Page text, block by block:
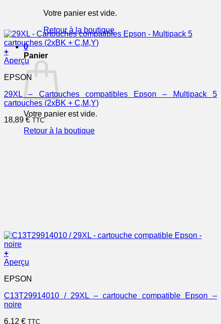
Votre panier est vide.
Retour à la boutique
0
Panier
Votre panier est vide.
Retour à la boutique
+
Aperçu
EPSON
29XL – Cartouches compatibles Epson – Multipack 5
cartouches (2xBK + C,M,Y)
18,89 € TTC
+
Aperçu
EPSON
C13T29914010 / 29XL – cartouche compatible Epson –
noire
6,12 € TTC